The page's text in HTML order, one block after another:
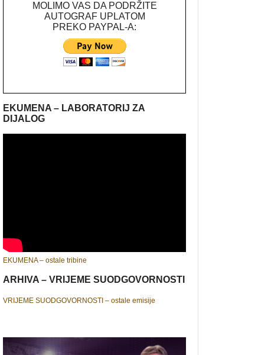
MOLIMO VAS DA PODRŽITE
AUTOGRAF UPLATOM
PREKO PAYPAL-A:
EKUMENA – LABORATORIJ ZA
DIJALOG
EKUMENA – ostale tribine
ARHIVA – VRIJEME SUODGOVORNOSTI
VRIJEME SUODGOVORNOSTI – ostale emisije